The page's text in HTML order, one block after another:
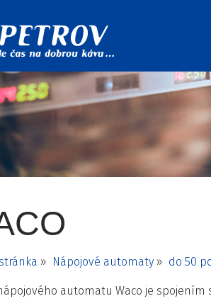
» Nápojové automaty » do 50
automatu Waco je spojením